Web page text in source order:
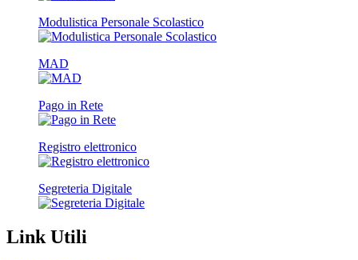
Modulistica Personale Scolastico
MAD
Pago in Rete
Registro elettronico
Segreteria Digitale
Link Utili